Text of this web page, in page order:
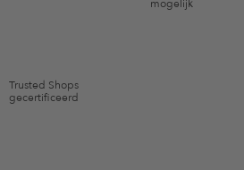
en pre-loved artikelen. Bepaalde merken
mogelijk
Trusted Shops
gecertificeerd